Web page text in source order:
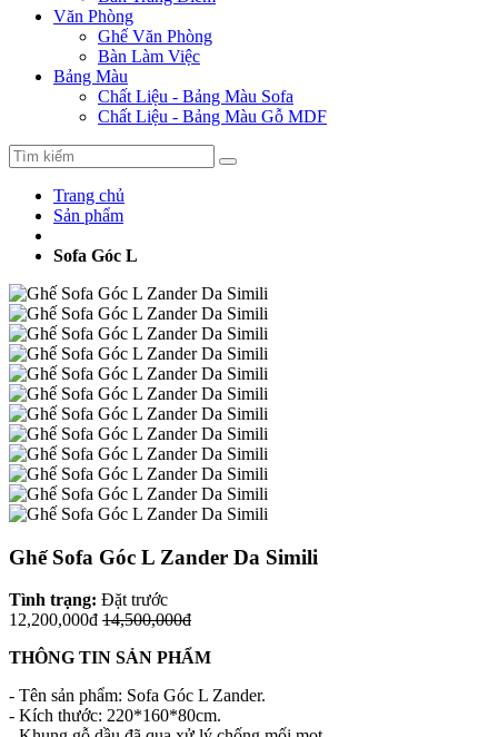
Văn Phòng
Ghế Văn Phòng
Bàn Làm Việc
Bảng Màu
Chất Liệu - Bảng Màu Sofa
Chất Liệu - Bảng Màu Gỗ MDF
Trang chủ
Sản phẩm
Sofa Góc L
Ghế Sofa Góc L Zander Da Simili
Tình trạng: Đặt trước
12,200,000đ 14,500,000đ
THÔNG TIN SẢN PHẨM
- Tên sản phẩm: Sofa Góc L Zander.
- Kích thước: 220*160*80cm.